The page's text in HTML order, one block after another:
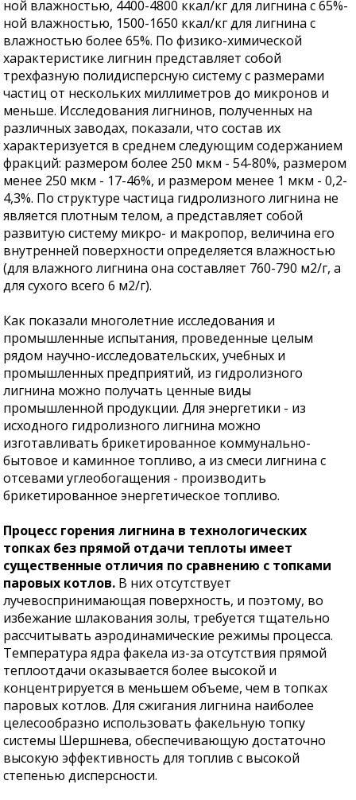
ной влажностью, 4400-4800 ккал/кг для лигнина с 65%-
ной влажностью, 1500-1650 ккал/кг для лигнина с
влажностью более 65%. По физико-химической
характеристике лигнин представляет собой
трехфазную полидисперсную систему с размерами
частиц от нескольких миллиметров до микронов и
меньше. Исследования лигнинов, полученных на
различных заводах, показали, что состав их
характеризуется в среднем следующим содержанием
фракций: размером более 250 мкм - 54-80%, размером
менее 250 мкм - 17-46%, и размером менее 1 мкм - 0,2-
4,3%. По структуре частица гидролизного лигнина не
является плотным телом, а представляет собой
развитую систему микро- и макропор, величина его
внутренней поверхности определяется влажностью
(для влажного лигнина она составляет 760-790 м2/г, а
для сухого всего 6 м2/г).
Как показали многолетние исследования и
промышленные испытания, проведенные целым
рядом научно-исследовательских, учебных и
промышленных предприятий, из гидролизного
лигнина можно получать ценные виды
промышленной продукции. Для энергетики - из
исходного гидролизного лигнина можно
изготавливать брикетированное коммунально-
бытовое и каминное топливо, а из смеси лигнина с
отсевами углеобогащения - производить
брикетированное энергетическое топливо.
Процесс горения лигнина в технологических
топках без прямой отдачи теплоты имеет
существенные отличия по сравнению с топками
паровых котлов. В них отсутствует
лучевоспринимающая поверхность, и поэтому, во
избежание шлакования золы, требуется тщательно
рассчитывать аэродинамические режимы процесса.
Температура ядра факела из-за отсутствия прямой
теплоотдачи оказывается более высокой и
концентрируется в меньшем объеме, чем в топках
паровых котлов. Для сжигания лигнина наиболее
целесообразно использовать факельную топку
системы Шершнева, обеспечивающую достаточно
высокую эффективность для топлив с высокой
степенью дисперсности.